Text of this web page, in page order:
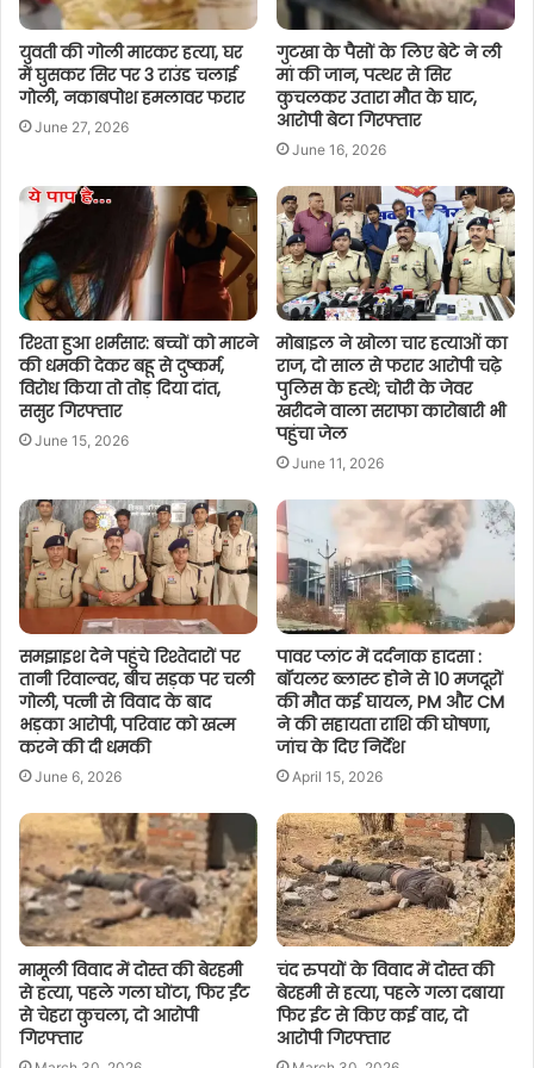
युवती की गोली मारकर हत्या, घर
में घुसकर सिर पर 3 राउंड चलाई
गोली, नकाबपोश हमलावर फरार
June 27, 2026
गुटखा के पैसों के लिए बेटे ने ली
मां की जान, पत्थर से सिर
कुचलकर उतारा मौत के घाट,
आरोपी बेटा गिरफ्तार
June 16, 2026
रिश्ता हुआ शर्मसार: बच्चों को मारने
की धमकी देकर बहू से दुष्कर्म,
विरोध किया तो तोड़ दिया दांत,
ससुर गिरफ्तार
June 15, 2026
मोबाइल ने खोला चार हत्याओं का
राज, दो साल से फरार आरोपी चढ़े
पुलिस के हत्थे; चोरी के जेवर
खरीदने वाला सराफा कारोबारी भी
पहुंचा जेल
June 11, 2026
समझाइश देने पहुंचे रिश्तेदारों पर
तानी रिवाल्वर, बीच सड़क पर चली
गोली, पत्नी से विवाद के बाद
भड़का आरोपी, परिवार को खत्म
करने की दी धमकी
June 6, 2026
पावर प्लांट में दर्दनाक हादसा :
बॉयलर ब्लास्ट होने से 10 मजदूरों
की मौत कई घायल, PM और CM
ने की सहायता राशि की घोषणा,
जांच के दिए निर्देश
April 15, 2026
मामूली विवाद में दोस्त की बेरहमी
से हत्या, पहले गला घोंटा, फिर ईंट
से चेहरा कुचला, दो आरोपी
गिरफ्तार
चंद रुपयों के विवाद में दोस्त की
बेरहमी से हत्या, पहले गला दबाया
फिर ईट से किए कई वार, दो
आरोपी गिरफ्तार